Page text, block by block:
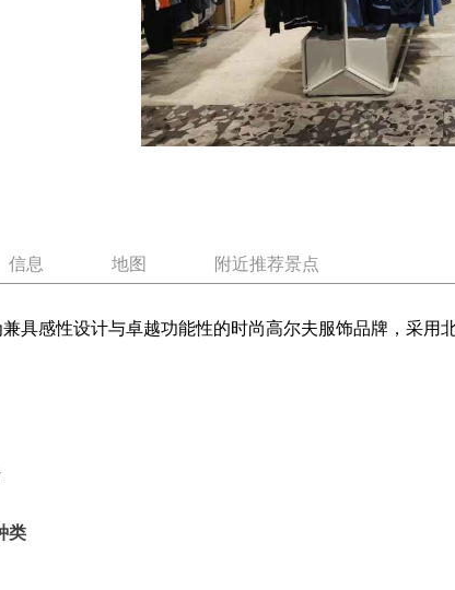
信息 地图 附近推荐景点
具感性设计与卓越功能性的时尚高尔夫服饰品牌，采
类